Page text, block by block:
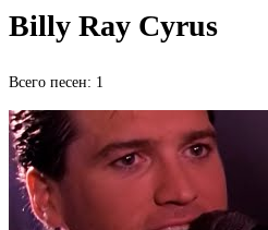
Billy Ray Cyrus
Всего песен: 1